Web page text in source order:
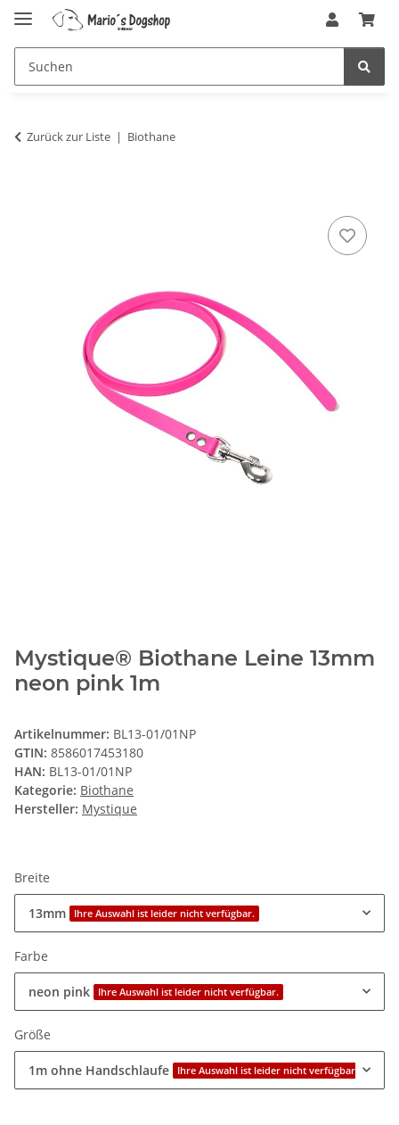
Zurück zur Liste Biothane
Mystique® Biothane Leine 13mm
neon pink 1m
Artikelnummer: BL13-01/01NP
GTIN: 8586017453180
HAN: BL13-01/01NP
Kategorie: Biothane
Hersteller: Mystique
Breite
13mm Ihre Auswahl ist leider nicht verfügbar.
Farbe
neon pink Ihre Auswahl ist leider nicht verfügbar.
Größe
1m ohne Handschlaufe Ihre Auswahl ist leider nicht verfügbar.